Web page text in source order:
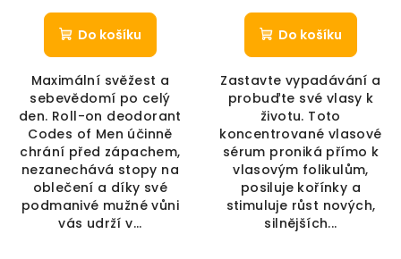
Do košíku
Maximální svěžest a
sebevědomí po celý
den. Roll-on deodorant
Codes of Men účinně
chrání před zápachem,
nezanechává stopy na
oblečení a díky své
podmanivé mužné vůni
vás udrží v...
Do košíku
Zastavte vypadávání a
probuďte své vlasy k
životu. Toto
koncentrované vlasové
sérum proniká přímo k
vlasovým folikulům,
posiluje kořínky a
stimuluje růst nových,
silnějších...